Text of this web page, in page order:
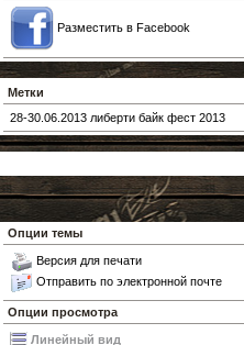
Разместить в Facebook
Метки
28-30.06.2013 либерти байк фест 2013
Опции темы
Версия для печати
Отправить по электронной почте
Опции просмотра
Линейный вид